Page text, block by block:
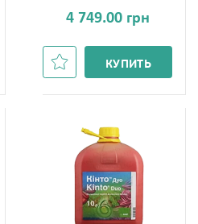
4 749.00 грн
КУПИТЬ